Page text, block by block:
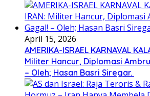
April 15, 2026
AMERIKA-ISRAEL KARNAVAL
Militer Hancur, Diplomasi
– Oleh; Hasan Basri Siregar.